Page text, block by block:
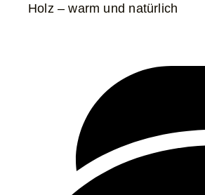
Holz – warm und natürlich